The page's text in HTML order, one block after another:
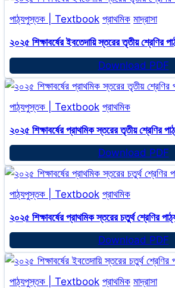
পাঠ্যপুস্তক | Textbook প্রাথমিক মাদ্রাসা
২০২৫ শিক্ষাবর্ষের ইবতেদায়ি স্তরের তৃতীয় শ্রেণির
Download PDF
পাঠ্যপুস্তক | Textbook প্রাথমিক
২০২৫ শিক্ষাবর্ষের প্রাথমিক স্তরের তৃতীয় শ্রেণির
Download PDF
পাঠ্যপুস্তক | Textbook প্রাথমিক
২০২৫ শিক্ষাবর্ষের প্রাথমিক স্তরের চতুর্থ শ্রেণির
Download PDF
পাঠ্যপুস্তক | Textbook প্রাথমিক মাদ্রাসা